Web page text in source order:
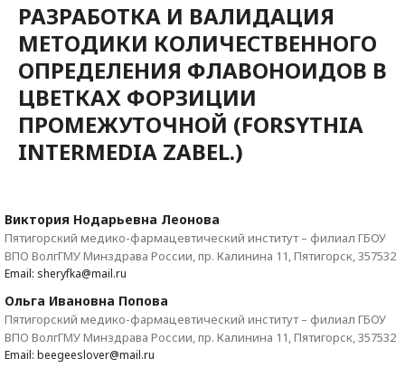
РАЗРАБОТКА И ВАЛИДАЦИЯ
МЕТОДИКИ КОЛИЧЕСТВЕННОГО
ОПРЕДЕЛЕНИЯ ФЛАВОНОИДОВ В
ЦВЕТКАХ ФОРЗИЦИИ
ПРОМЕЖУТОЧНОЙ (FORSYTHIA
INTERMEDIA ZABEL.)
Виктория Нодарьевна Леонова
Пятигорский медико-фармацевтический институт – филиал ГБОУ
ВПО ВолгГМУ Минздрава России, пр. Калинина 11, Пятигорск, 357532
Email: sheryfka@mail.ru
Ольга Ивановна Попова
Пятигорский медико-фармацевтический институт – филиал ГБОУ
ВПО ВолгГМУ Минздрава России, пр. Калинина 11, Пятигорск, 357532
Email: beegeeslover@mail.ru